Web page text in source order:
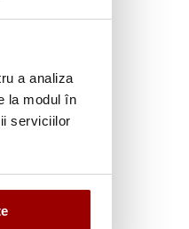
a analiza
la modul în
serviciilor